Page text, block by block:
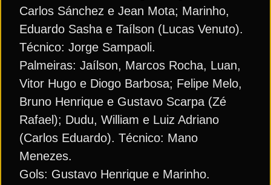
Carlos Sánchez e Jean Mota; Marinho,
Eduardo Sasha e Taílson (Lucas Venuto).
Técnico: Jorge Sampaoli.
Palmeiras: Jaílson, Marcos Rocha, Luan,
Vitor Hugo e Diogo Barbosa; Felipe Melo,
Bruno Henrique e Gustavo Scarpa (Zé
Rafael); Dudu, William e Luiz Adriano
(Carlos Eduardo). Técnico: Mano
Menezes.
Gols: Gustavo Henrique e Marinho.